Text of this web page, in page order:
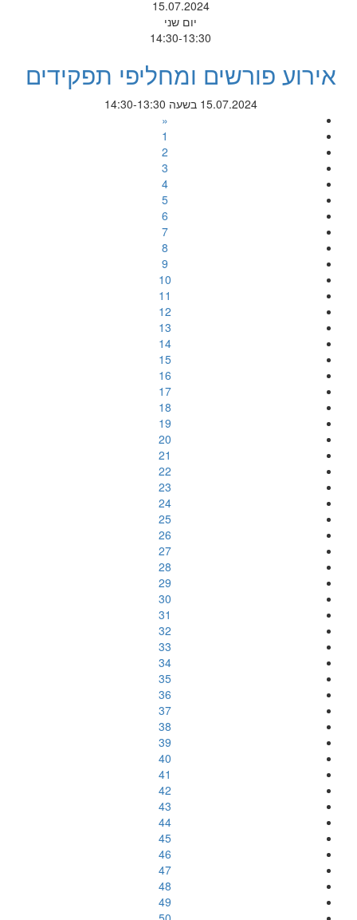
15.07.2024
יום שני
14:30-13:30
אירוע פורשים ומחליפי תפקידים
15.07.2024 בשעה 14:30-13:30
«
1
2
3
4
5
6
7
8
9
10
11
12
13
14
15
16
17
18
19
20
21
22
23
24
25
26
27
28
29
30
31
32
33
34
35
36
37
38
39
40
41
42
43
44
45
46
47
48
49